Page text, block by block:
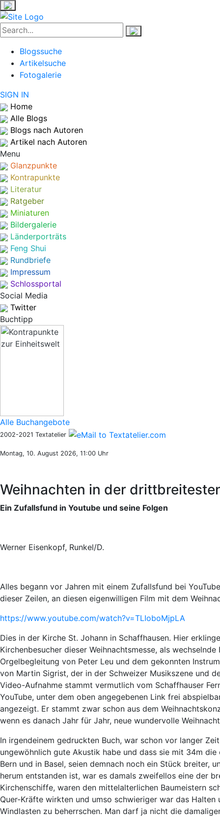
Blogssuche
Artikelsuche
Fotogalerie
SIGN IN
Home
Alle Blogs
Blogs nach Autoren
Artikel nach Autoren
Menu
Glanzpunkte
Kontrapunkte
Literatur
Ratgeber
Miniaturen
Bildergalerie
Länderporträts
Feng Shui
Rundbriefe
Impressum
Schlossportal
Social Media
Twitter
Buchtipp
Alle Buchangebote
2002-2021 Textatelier
Montag, 10. August 2026, 11:00 Uhr
Weihnachten in der
Ein Zufallsfund in Youtube und seine Folgen
Werner Eisenkopf, Runkel/D.
Alles begann vor Jahren mit einem Zufallsfund bei
dieser Zeilen, an diesen eigenwilligen Film mit dem
https://www.youtube.com/watch?v=TLIoboMjpLA
Dies in der Kirche St. Johann in Schaffhausen. Hier
Kirchenbesucher dieser Weihnachtsmesse, als
Orgelbegleitung von Peter Leu und dem gekonnten
von Martin Sigrist, der in der Schweizer Musikszene und
Video-Aufnahme stammt vermutlich vom Schaffhauser
YouTube, unter dem oben angegebenen Link frei
angezeigt. Er stammt zwar schon aus dem
wenn es danach Jahr für Jahr, neue wundervolle
In irgendeinem gedruckten Buch, war schon vor langer
ungewöhnlich gute Akustik habe und dass sie mit 34m
Bern und in Basel, seien demnach noch ein Stück breiter,
herum entstanden ist, war es damals zweifellos eine der
Kirchenschiffe, waren den mittelalterlichen Baumeistern
Quer-Kräfte wirkten und umso schwieriger war das
Windlasten zu beherrschen. Man darf ja nicht die